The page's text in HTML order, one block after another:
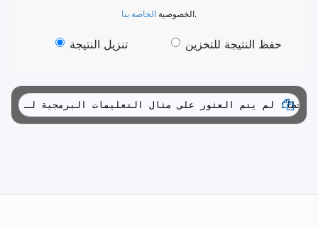
الخصوصية الخاصة بنا .
تنزيل النتيجة حفظ النتيجة للتخزين